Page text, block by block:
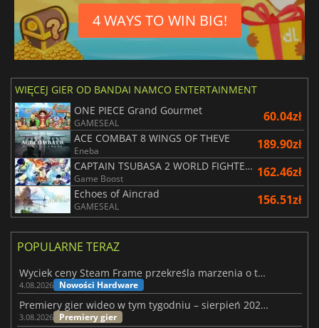
4 WAYS TO WIN BIG!
WIĘCEJ GIER OD BANDAI NAMCO ENTERTAINMENT
ONE PIECE Grand Gourmet
GAMESEAL 60.04zł
ACE COMBAT 8 WINGS OF THEVE
Eneba 189.90zł
CAPTAIN TSUBASA 2 WORLD FIGHTERS
Game Boost 162.46zł
Echoes of Aincrad
GAMESEAL 156.51zł
POPULARNE TERAZ
Wyciek ceny Steam Frame przekreśla marzenia o tanim zestawie VR
4.08.2026 Nowości Hardware
Premiery gier wideo w tym tygodniu – sierpień 2026 r. (32. tydzień)
3.08.2026 Premiery gier